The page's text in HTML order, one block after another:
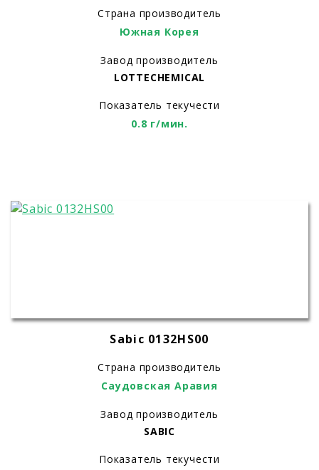
Страна производитель
Южная Корея
Завод производитель
LOTTECHEMICAL
Показатель текучести
0.8 г/мин.
Sabic 0132HS00
Страна производитель
Саудовская Аравия
Завод производитель
SABIC
Показатель текучести